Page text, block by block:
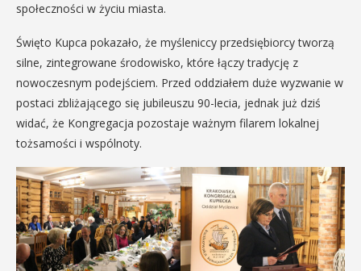
społeczności w życiu miasta.
Święto Kupca pokazało, że myśleniccy przedsiębiorcy tworzą
silne, zintegrowane środowisko, które łączy tradycję z
nowoczesnym podejściem. Przed oddziałem duże wyzwanie w
postaci zbliżającego się jubileuszu 90-lecia, jednak już dziś
widać, że Kongregacja pozostaje ważnym filarem lokalnej
tożsamości i wspólnoty.